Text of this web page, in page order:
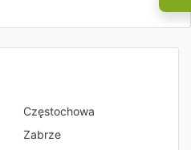
Częstochowa
Zabrze